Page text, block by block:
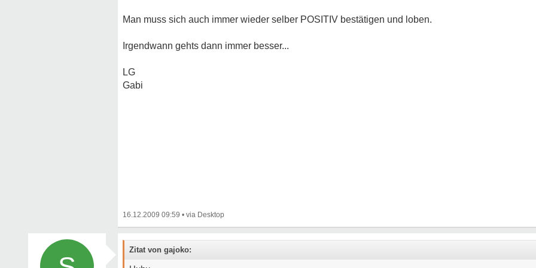
Man muss sich auch immer wieder selber POSITIV bestätigen und loben.
Irgendwann gehts dann immer besser...
LG
Gabi
16.12.2009 09:59 •
Zitat von gajoko: